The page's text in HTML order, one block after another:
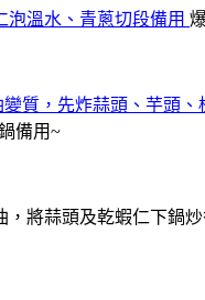
備用~
，將蒜頭及乾蝦仁下鍋